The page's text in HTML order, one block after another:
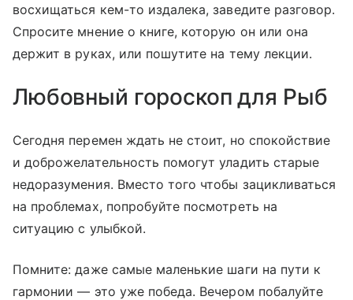
восхищаться кем-то издалека, заведите разговор.
Спросите мнение о книге, которую он или она
держит в руках, или пошутите на тему лекции.
Любовный гороскоп для Рыб
Сегодня перемен ждать не стоит, но спокойствие
и доброжелательность помогут уладить старые
недоразумения. Вместо того чтобы зацикливаться
на проблемах, попробуйте посмотреть на
ситуацию с улыбкой.
Помните: даже самые маленькие шаги на пути к
гармонии — это уже победа. Вечером побалуйте